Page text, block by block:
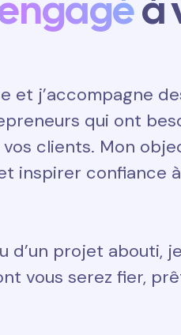
et j’accompagne
qui ont
clients. Mon
inspirer confiance
d’un projet abouti, je
vous serez fier,